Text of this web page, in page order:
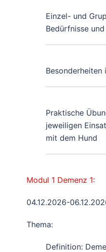
Einzel- und
Bedürfnisse
Praktische
jeweiligen
mit dem Hund
Modul 1 Demenz 1:
04.12.2026-
Thema:
Definition: